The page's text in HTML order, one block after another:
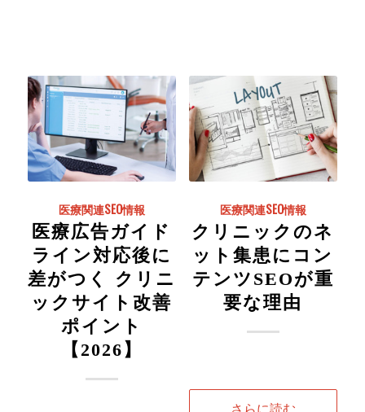
医療関連SEO情報
医療広告ガイド
ライン対応後に
差がつく クリニ
ックサイト改善
ポイント
【2026】
医療関連SEO情報
クリニックのネ
ット集患にコン
テンツSEOが重
要な理由
さらに読む